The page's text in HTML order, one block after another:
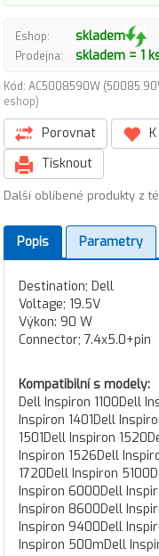
Eshop: skladem
Prodejna: skladem = 1
Kód: AC5008590W
eshop)
Porovnat
Tisknout
Další oblíbené produkty z
Popis Parametry
Destination; Dell
Voltage; 19.5V
Výkon: 90 W
Connector; 7.4x5.0+pin
Kompatibilní s modely:
Dell Inspiron 1100Dell
Inspiron 1401Dell
1501Dell Inspiron
Inspiron 1526Dell
1720Dell Inspiron
Inspiron 6000Dell
Inspiron 8600Dell
Inspiron 9400Dell
Inspiron 500mDell